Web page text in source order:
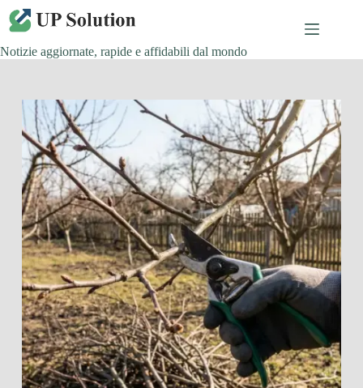
Salta
contenuto
Notizie aggiornate, rapide e affidabili dal mondo